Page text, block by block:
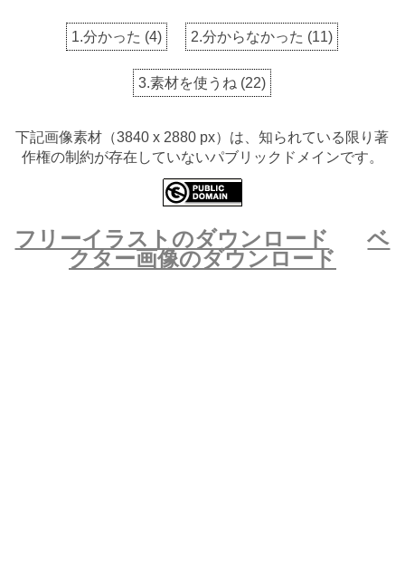
1.分かった (4) 2.分からなかった (11)
3.素材を使うね (22)
下記画像素材（3840 x 2880 px）は、知られている限り著
作権の制約が存在していないパブリックドメインです。
フリーイラストのダウンロード
ベ
クター画像のダウンロード